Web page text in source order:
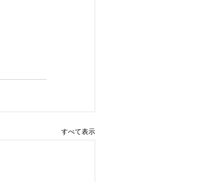
すべて表示